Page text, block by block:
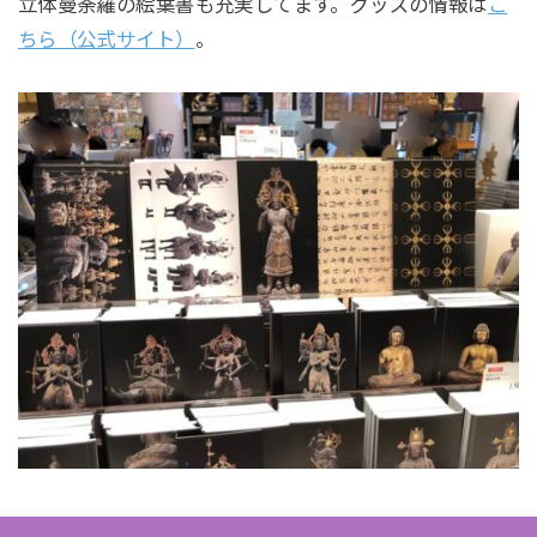
立体曼荼羅の絵葉書も充実してます。グッズの情報は こ
ちら（公式サイト） 。